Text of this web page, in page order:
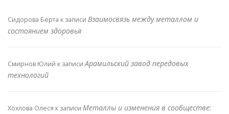
Сидорова Берта к записи Взаимосвязь между металлом и
состоянием здоровья
Смирнов Юлий к записиАрамильский завод передовых
технологий
Хохлова Олеся к записи Металлы и изменения в сообществе: